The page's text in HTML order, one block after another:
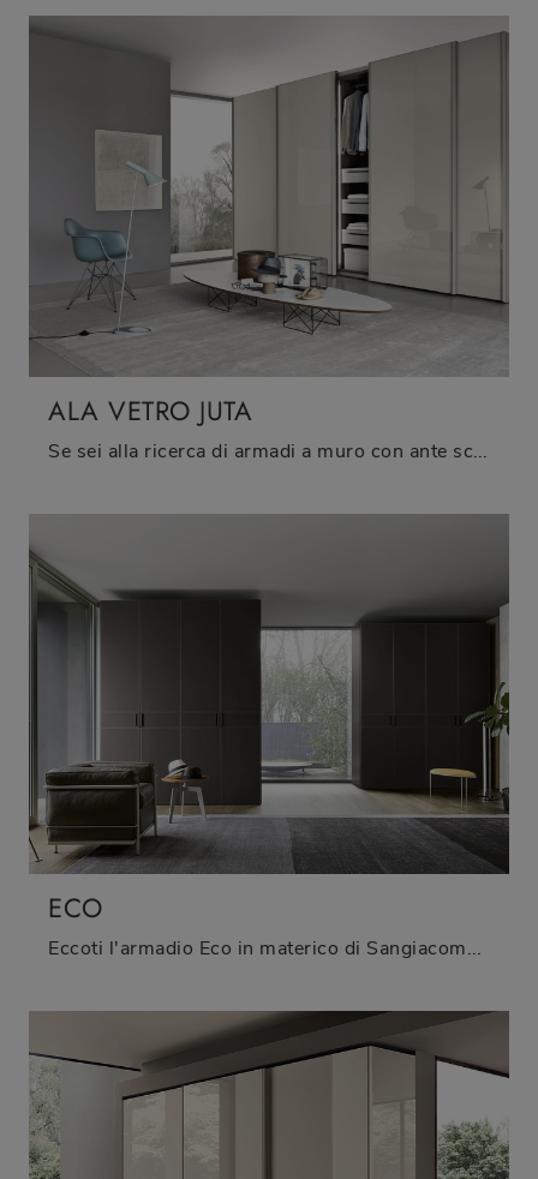
ALA VETRO JUTA
Se sei alla ricerca di armadi a muro con ante scorrevoli, clicca e scopri l'armadio Ala Vetro Juta di Sangiacomo in vetro.
ECO
Eccoti l'armadio Eco in materico di Sangiacomo! Una ricca gamma di armadi componibili con ante battenti.